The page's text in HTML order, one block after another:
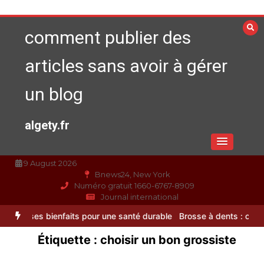
au
contenucomment publier des
articles sans avoir à gérer
un blog
algety.fr
9 August 2026
Bnews24, New York
Numéro gratuit 1660-6767-8909
Journal international
de cuisine professionnel pour affiner vos préparations
Étiquette : choisir un bon grossiste